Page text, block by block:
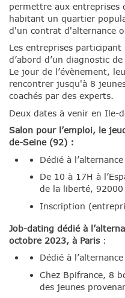
permettre aux entreprises
habitant un quartier
d'un contrat d'alternance
Les entreprises
d’abord d’un diagnostic
Le jour de l’évènement,
rencontrer jusqu'à 8
coachés par des experts.
Deux dates à venir en Ile-
Salon pour l’emploi, le
de-Seine (92) :
Dédié à
De 10 à 17H à
de la liberté, 92000
Inscription
Job-dating dédié à
octobre 2023, à Paris:
Dédié à
Chez Bpifrance, 8
des jeunes